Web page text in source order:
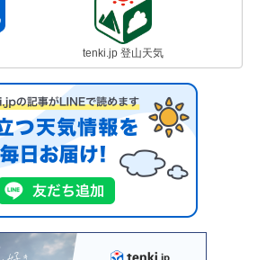
tenki.jp 登山天気